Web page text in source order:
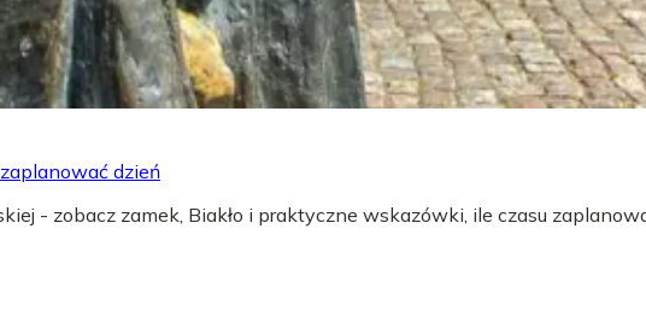
dzień
- zobacz zamek, Biakło i praktyczne wskazówki, ile czasu